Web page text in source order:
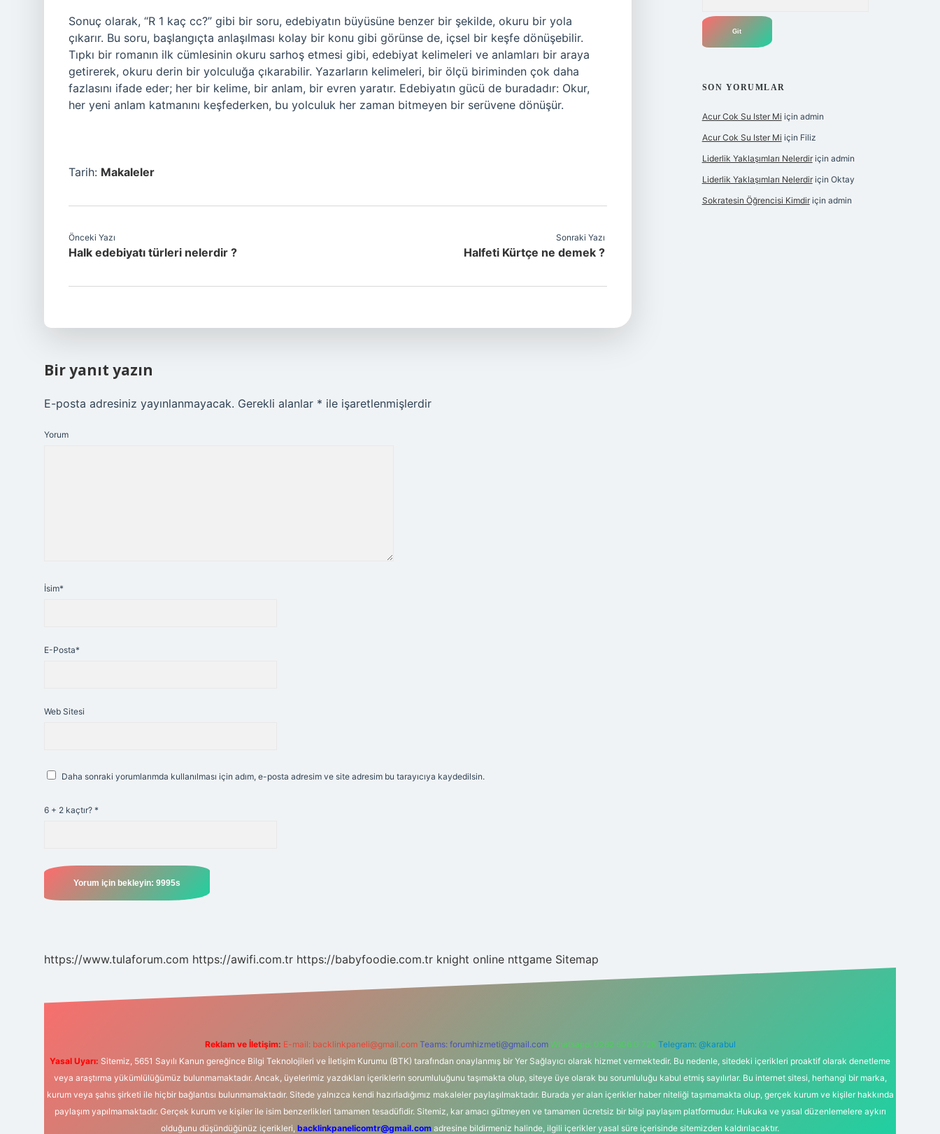
Sonuç olarak, “R 1 kaç cc?” gibi bir soru, edebiyatın büyüsüne benzer bir şekilde, okuru bir yola
çıkarır. Bu soru, başlangıçta anlaşılması kolay bir konu gibi görünse de, içsel bir keşfe dönüşebilir.
Tıpkı bir romanın ilk cümlesinin okuru sarhoş etmesi gibi, edebiyat kelimeleri ve anlamları bir araya
getirerek, okuru derin bir yolculuğa çıkarabilir. Yazarların kelimeleri, bir ölçü biriminden çok daha
fazlasını ifade eder; her bir kelime, bir anlam, bir evren yaratır. Edebiyatın gücü de buradadır: Okur,
her yeni anlam katmanını keşfederken, bu yolculuk her zaman bitmeyen bir serüvene dönüşür.
Tarih: Makaleler
Önceki Yazı
Halk edebiyatı türleri nelerdir ?
Sonraki Yazı
Halfeti Kürtçe ne demek ?
Bir yanıt yazın
E-posta adresiniz yayınlanmayacak. Gerekli alanlar * ile işaretlenmişlerdir
Yorum
İsim*
E-Posta*
Web Sitesi
Daha sonraki yorumlarımda kullanılması için adım, e-posta adresim ve site adresim bu tarayıcıya kaydedilsin.
6 + 2 kaçtır? *
https://www.tulaforum.com https://awifi.com.tr https://babyfoodie.com.tr knight online nttgame Sitemap
SON YORUMLAR
Acur Cok Su Ister Mi için admin
Acur Cok Su Ister Mi için Filiz
Liderlik Yaklaşımları Nelerdiriçin admin
Liderlik Yaklaşımları Nelerdiriçin Oktay
Sokratesin Öğrencisi Kimdiriçin admin
Reklam ve İletişim: E-mail: backlinkpaneli@gmail.com Teams: forumhizmeti@gmail.com Whatsapp: 0262 606 0 726 Telegram: @karabul
Yasal Uyarı: Sitemiz, 5651 Sayılı Kanun gereğince Bilgi Teknolojileri ve İletişim Kurumu (BTK) tarafından onaylanmış bir Yer Sağlayıcı olarak hizmet vermektedir. Bu nedenle, sitedeki içerikleri proaktif olarak denetleme
veya araştırma yükümlülüğümüz bulunmamaktadır. Ancak, üyelerimiz yazdıkları içeriklerin sorumluluğunu taşımakta olup, siteye üye olarak bu sorumluluğu kabul etmiş sayılırlar. Bu internet sitesi, herhangi bir marka,
kurum veya şahıs şirketi ile hiçbir bağlantısı bulunmamaktadır. Sitede yalnızca kendi hazırladığımız makaleler paylaşılmaktadır. Burada yer alan içerikler haber niteliği taşımamakta olup, gerçek kurum ve kişiler hakkında
paylaşım yapılmamaktadır. Gerçek kurum ve kişiler ile isim benzerlikleri tamamen tesadüfidir. Sitemiz, kar amacı gütmeyen ve tamamen ücretsiz bir bilgi paylaşım platformudur. Hukuka ve yasal düzenlemelere aykırı
olduğunu düşündüğünüz içerikleri, backlinkpanelicomtr@gmail.com adresine bildirmeniz halinde, ilgili içerikler yasal süre içerisinde sitemizden kaldırılacaktır.